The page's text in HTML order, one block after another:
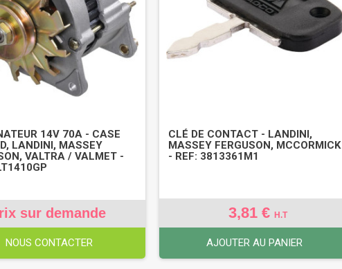
14V 70A - CASE
LANDINI, MASSEY
VALTRA / VALMET -
sur demande
NOUS CONTACTER
CLÉ DE CONTACT - LANDINI,
MASSEY FERGUSON, MCCORMICK
- REF: 3813361M1
3,81 €H.T
AJOUTER AU PANIER